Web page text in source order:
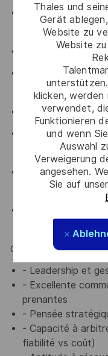
Thales und
Gerät
Website zu
Website
unterstützen.
klicken, werden
verwendet,
Funktionieren
und wenn
Auswahl
Verweigerung
angesehen.
Sie auf
- Fondamentaux
route, gestion du
- Expertise en
- Bonne
réseaux et des
- Solide
- Expérience des
développement
- Expérience des
déploiement
Compétences
- Leadership et
- Excellente
prenantes
- Pensée
- Capacité à
fiabilité vs coût)